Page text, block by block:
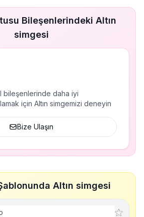
Bileşenlerindeki Altın
simgesi
bileşenlerinde daha iyi
için Altın simgemizi deneyin
Bize Ulaşın
Altın simgesi